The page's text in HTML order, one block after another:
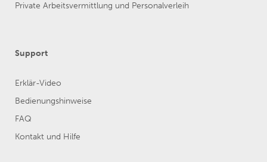
Private Arbeitsvermittlung und Personalverleih
Support
Erklär-Video
Bedienungshinweise
FAQ
Kontakt und Hilfe